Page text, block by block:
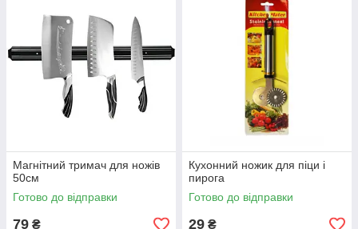
Магнітний тримач для ножів
50см
Готово до відправки
79 ₴
Кухонний ножик для піци і
пирога
Готово до відправки
29 ₴